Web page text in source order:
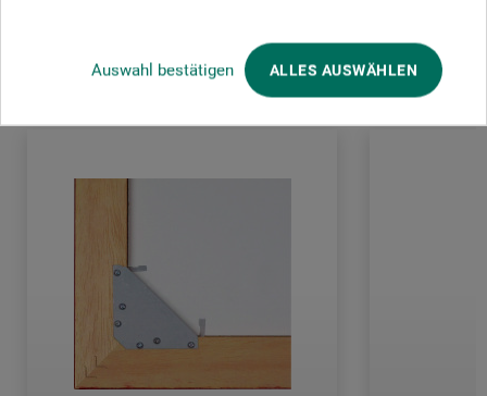
Auswahl bestätigen ALLES AUSWÄHLEN
Kunden kauften auch